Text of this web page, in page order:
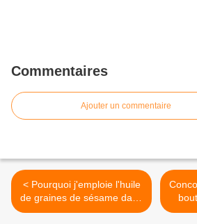
Commentaires
Ajouter un commentaire
< Pourquoi j'emploie l'huile
de graines de sésame dans
mes macérats essentiels